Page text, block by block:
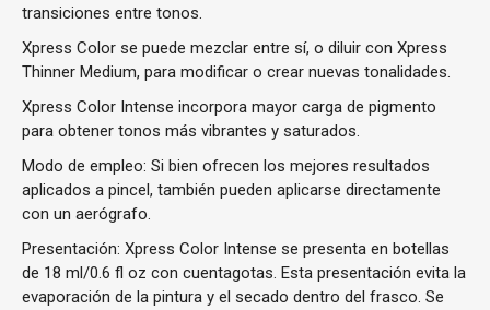
transiciones entre tonos.
Xpress Color se puede mezclar entre sí, o diluir con Xpress
Thinner Medium, para modificar o crear nuevas tonalidades.
Xpress Color Intense incorpora mayor carga de pigmento
para obtener tonos más vibrantes y saturados.
Modo de empleo: Si bien ofrecen los mejores resultados
aplicados a pincel, también pueden aplicarse directamente
con un aerógrafo.
Presentación: Xpress Color Intense se presenta en botellas
de 18 ml/0.6 fl oz con cuentagotas. Esta presentación evita la
evaporación de la pintura y el secado dentro del frasco. Se